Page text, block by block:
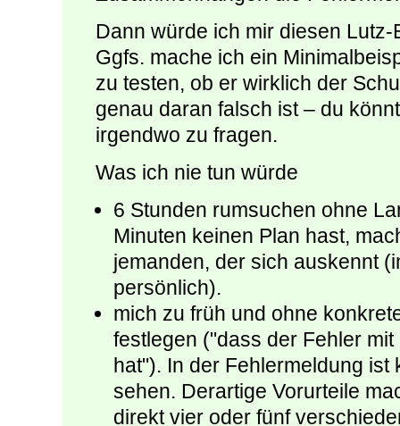
Dann würde ich mir diesen
Ggfs. mache ich ein
zu testen, ob er wirklich der
genau daran falsch ist – du
irgendwo zu fragen.
Was ich nie tun würde
6 Stunden rumsuchen ohne
Minuten keinen Plan hast,
jemanden, der sich auskennt
persönlich).
mich zu früh und ohne
festlegen ("dass der Fehler
hat"). In der Fehlermeldung
sehen. Derartige Vorurteile
direkt vier oder fünf